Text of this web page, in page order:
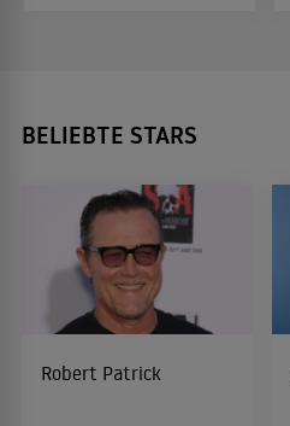
BELIEBTE STARS
Robert Patrick